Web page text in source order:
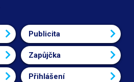
Publicita
Zapůjčka
Přihlášení